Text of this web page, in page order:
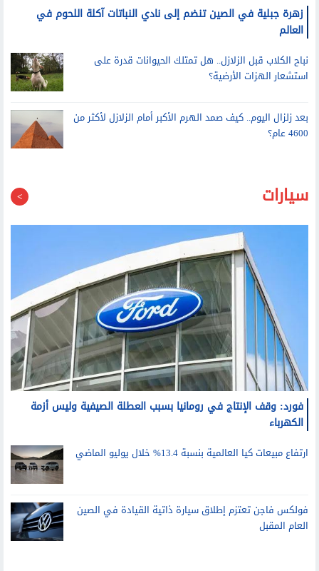
زهرة جبلية في الصين تنضم إلى نادي النباتات آكلة اللحوم في
العالم
نباح الكلاب قبل الزلازل.. هل تمتلك الحيوانات قدرة على
استشعار الهزات الأرضية؟
بعد زلزال اليوم.. كيف صمد الهرم الأكبر أمام الزلازل لأكثر من
4600 عام؟
سيارات
فورد: وقف الإنتاج في رومانيا بسبب العطلة الصيفية وليس أزمة
الكهرباء
ارتفاع مبيعات كيا العالمية بنسبة 13.4% خلال يوليو الماضي
فولكس فاجن تعتزم إطلاق سيارة ذاتية القيادة في الصين
العام المقبل